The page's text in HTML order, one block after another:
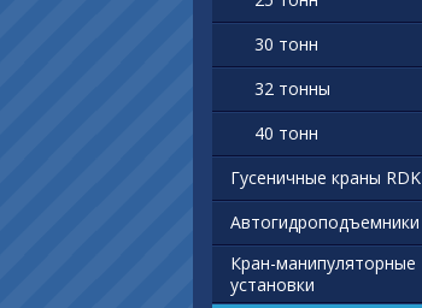
30 тонн
32 тонны
40 тонн
Гусеничные краны RDK
Автогидроподъемники
Кран-манипуляторные
установки